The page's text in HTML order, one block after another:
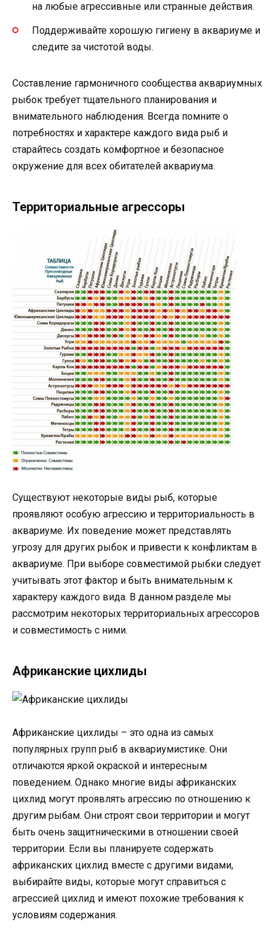
на любые агрессивные или странные действия.
Поддерживайте хорошую гигиену в аквариуме и
следите за чистотой воды.
Составление гармоничного сообщества аквариумных
рыбок требует тщательного планирования и
внимательного наблюдения. Всегда помните о
потребностях и характере каждого вида рыб и
старайтесь создать комфортное и безопасное
окружение для всех обитателей аквариума.
Территориальные агрессоры
Существуют некоторые виды рыб, которые
проявляют особую агрессию и территориальность в
аквариуме. Их поведение может представлять
угрозу для других рыбок и привести к конфликтам в
аквариуме. При выборе совместимой рыбки следует
учитывать этот фактор и быть внимательным к
характеру каждого вида. В данном разделе мы
рассмотрим некоторых территориальных агрессоров
и совместимость с ними.
Африканские цихлиды
Африканские цихлиды – это одна из самых
популярных групп рыб в аквариумистике. Они
отличаются яркой окраской и интересным
поведением. Однако многие виды африканских
цихлид могут проявлять агрессию по отношению к
другим рыбам. Они строят свои территории и могут
быть очень защитническими в отношении своей
территории. Если вы планируете содержать
африканских цихлид вместе с другими видами,
выбирайте виды, которые могут справиться с
агрессией цихлид и имеют похожие требования к
условиям содержания.